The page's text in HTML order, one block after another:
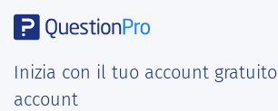
Inizia con il tuo account gratuito
account